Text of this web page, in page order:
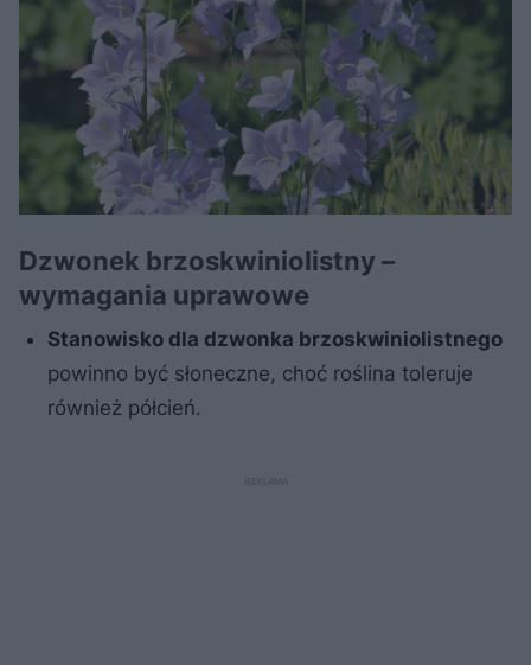
Dzwonek brzoskwiniolistny –
wymagania uprawowe
Stanowisko dla dzwonka brzoskwiniolistnego
powinno być słoneczne, choć roślina toleruje
również półcień.